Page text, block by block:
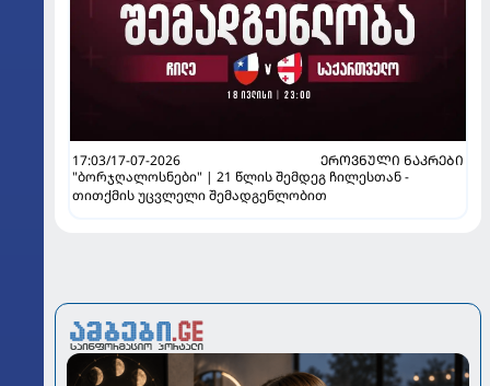
17:03/17-07-2026
ᲔᲠᲝᲕᲜᲣᲚᲘ ᲜᲐᲙᲠᲔᲑᲘ
"ბორჯღალოსნები" | 21 წლის შემდეგ ჩილესთან -
თითქმის უცვლელი შემადგენლობით